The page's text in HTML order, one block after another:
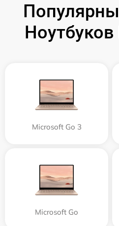
Microsoft Go 3
Microsoft Go